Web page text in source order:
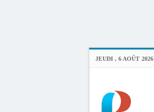
JEUDI , 6 AOÛT 2026